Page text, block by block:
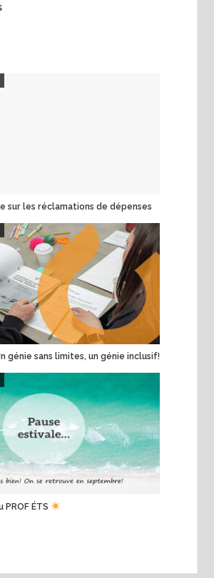
sur les réclamations de dépenses
génie sans limites, un génie inclusif!
ÉTS